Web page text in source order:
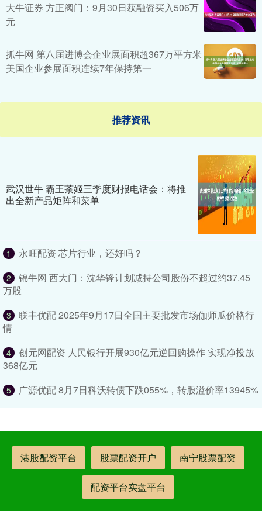
大牛证券 方正阀门：9月30日获融资买入506万
元
抓牛网 第八届进博会企业展面积超367万平方米
美国企业参展面积连续7年保持第一
推荐资讯
武汉世牛 霸王茶姬三季度财报电话会：将推
出全新产品矩阵和菜单
1 永旺配资 芯片行业，还好吗？
2
锦牛网 西大门：沈华锋计划减持公司股份不超过约37.45
万股
3
联丰优配 2025年9月17日全国主要批发市场伽师瓜价格行
情
4
创元网配资 人民银行开展930亿元逆回购操作 实现净投放
368亿元
5 广源优配 8月7日科沃转债下跌055%，转股溢价率13945%
港股配资平台 股票配资开户 南宁股票配资
配资平台实盘平台